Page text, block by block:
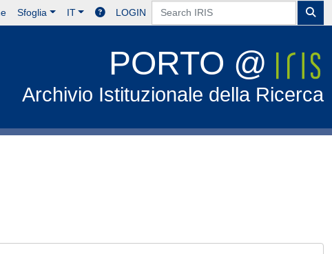
Sfoglia IT LOGIN
PORTO @
Archivio Istituzionale della Ricerca